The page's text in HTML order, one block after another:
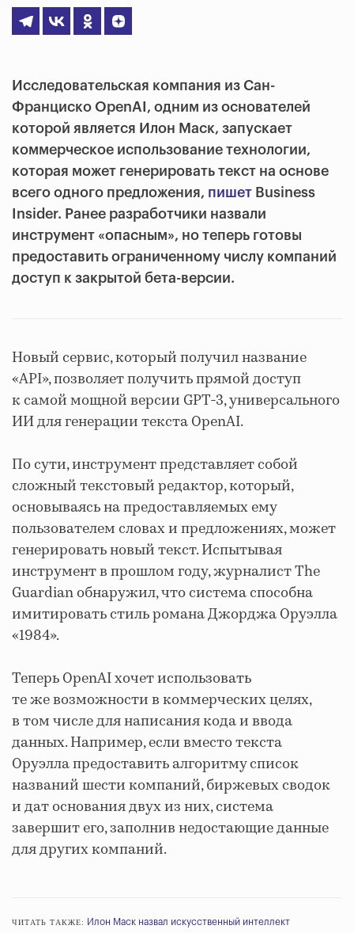
Исследовательская компания из Сан-
Франциско OpenAI, одним из основателей
которой является Илон Маск, запускает
коммерческое использование технологии,
которая может генерировать текст на основе
всего одного предложения, пишет Business
Insider. Ранее разработчики назвали
инструмент «опасным», но теперь готовы
предоставить ограниченному числу компаний
доступ к закрытой бета-версии.
Новый сервис, который получил название
«API», позволяет получить прямой доступ
к самой мощной версии GPT-3, универсального
ИИ для генерации текста OpenAI.
По сути, инструмент представляет собой
сложный текстовый редактор, который,
основываясь на предоставляемых ему
пользователем словах и предложениях, может
генерировать новый текст. Испытывая
инструмент в прошлом году, журналист The
Guardian обнаружил, что система способна
имитировать стиль романа Джорджа Оруэлла
«1984».
Теперь OpenAI хочет использовать
те же возможности в коммерческих целях,
в том числе для написания кода и ввода
данных. Например, если вместо текста
Оруэлла предоставить алгоритму список
названий шести компаний, биржевых сводок
и дат основания двух из них, система
завершит его, заполнив недостающие данные
для других компаний.
ЧИТАТЬ ТАКЖЕ:
Илон Маск назвал искусственный интеллект